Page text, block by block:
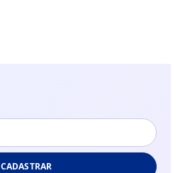
CADASTRAR